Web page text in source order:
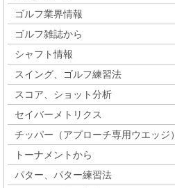
ゴルフ業界情報
ゴルフ雑誌から
シャフト情報
スイング、ゴルフ練習法
スコア、ショット分析
セイバーメトリクス
チッパー（アプローチ専用ウエッジ）
トーナメントから
パター、パター練習法